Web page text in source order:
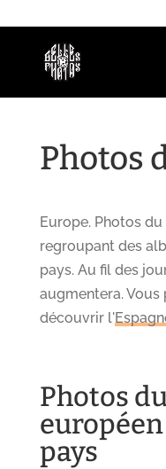
Photos
Europe. Photos
regroupant des
pays. Au fil des
augmentera.
découvrir l'
Photos
pays